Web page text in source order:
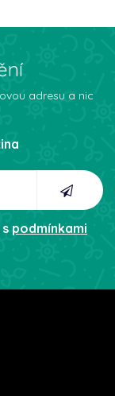
adresu a nic
podmínkami